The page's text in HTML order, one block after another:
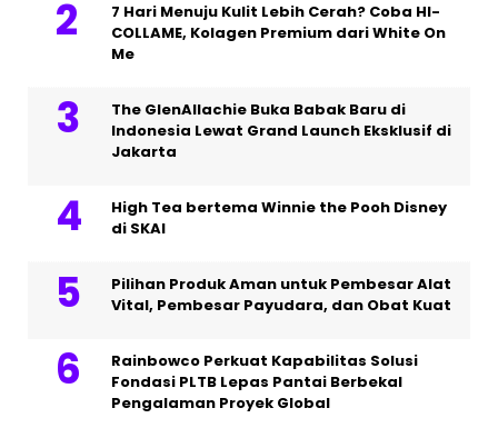
7 Hari Menuju Kulit Lebih Cerah? Coba HI-
COLLAME, Kolagen Premium dari White On
Me
The GlenAllachie Buka Babak Baru di
Indonesia Lewat Grand Launch Eksklusif di
Jakarta
High Tea bertema Winnie the Pooh Disney
di SKAI
Pilihan Produk Aman untuk Pembesar Alat
Vital, Pembesar Payudara, dan Obat Kuat
Rainbowco Perkuat Kapabilitas Solusi
Fondasi PLTB Lepas Pantai Berbekal
Pengalaman Proyek Global